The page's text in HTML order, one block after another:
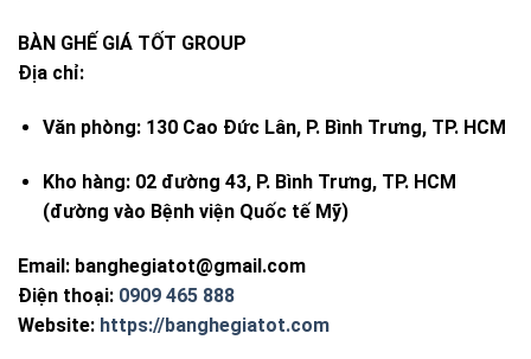
BÀN GHẾ GIÁ TỐT GROUP
Địa chỉ:
Văn phòng:130 Cao Đức Lân, P. Bình Trưng, TP. HCM
Kho hàng:02 đường 43, P. Bình Trưng, TP. HCM
(đường vào Bệnh viện Quốc tế Mỹ)
Email: banghegiatot@gmail.com
Điện thoại: 0909 465 888
Website: https://banghegiatot.com